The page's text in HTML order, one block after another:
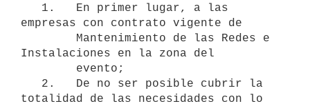
empresas con contrato vigente de
Instalaciones en la zona del
totalidad de las necesidades con lo